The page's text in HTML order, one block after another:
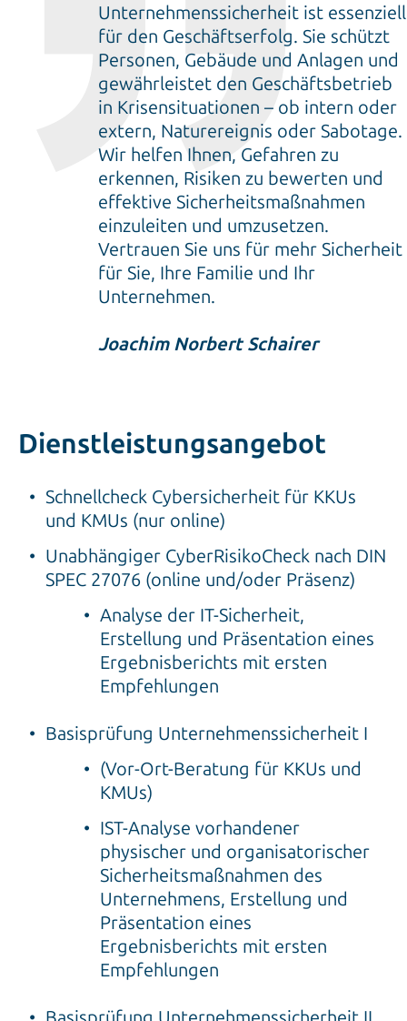
Unternehmenssicherheit ist essenziell
für den Geschäftserfolg. Sie schützt
Personen, Gebäude und Anlagen und
gewährleistet den Geschäftsbetrieb
in Krisensituationen – ob intern oder
extern, Naturereignis oder Sabotage.
Wir helfen Ihnen, Gefahren zu
erkennen, Risiken zu bewerten und
effektive Sicherheitsmaßnahmen
einzuleiten und umzusetzen.
Vertrauen Sie uns für mehr Sicherheit
für Sie, Ihre Familie und Ihr
Unternehmen.
Joachim Norbert Schairer
Dienstleistungsangebot
Schnellcheck Cybersicherheit für KKUs
und KMUs (nur online)
Unabhängiger CyberRisikoCheck nach DIN
SPEC 27076 (online und/oder Präsenz)
Analyse der IT-Sicherheit,
Erstellung und Präsentation eines
Ergebnisberichts mit ersten
Empfehlungen
Basisprüfung Unternehmenssicherheit I
(Vor-Ort-Beratung für KKUs und
KMUs)
IST-Analyse vorhandener
physischer und organisatorischer
Sicherheitsmaßnahmen des
Unternehmens, Erstellung und
Präsentation eines
Ergebnisberichts mit ersten
Empfehlungen